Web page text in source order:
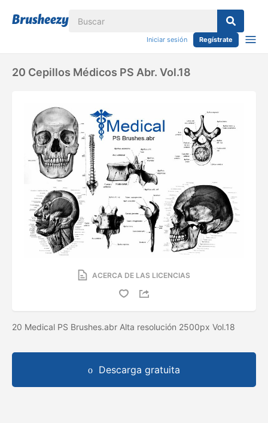
Iniciar sesión Regístrate
20 Cepillos Médicos PS Abr. Vol.18
ACERCA DE LAS LICENCIAS
20 Medical PS Brushes.abr Alta resolución 2500px Vol.18
Descarga gratuita